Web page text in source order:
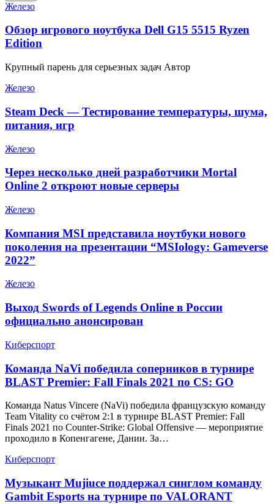
Железо
Обзор игрового ноутбука Dell G15 5515 Ryzen
Edition
Крупный парень для серьезных задач Автор
Железо
Steam Deck — Тестирование температуры, шума,
питания, игр
Железо
Через несколько дней разработчики Mortal
Online 2 откроют новые серверы
Железо
Компания MSI представила ноутбуки нового
поколения на презентации “MSIology: Gameverse
2022”
Железо
Выход Swords of Legends Online в России
официально анонсирован
Киберспорт
Команда NaVi победила соперников в турнире
BLAST Premier: Fall Finals 2021 по CS: GO
Команда Natus Vincere (NaVi) победила французскую команду
Team Vitality со счётом 2:1 в турнире BLAST Premier: Fall
Finals 2021 по Counter-Strike: Global Offensive — мероприятие
проходило в Копенгагене, Дании. За…
Киберспорт
Музыкант Mujiuce поддержал синглом команду
Gambit Esports на турнире по VALORANT